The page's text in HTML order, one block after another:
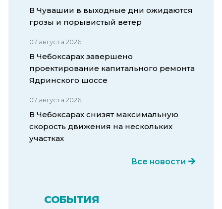
В Чувашии в выходные дни ожидаются
грозы и порывистый ветер
07 августа 2026
В Чебоксарах завершено
проектирование капитального ремонта
Ядринского шоссе
07 августа 2026
В Чебоксарах снизят максимальную
скорость движения на нескольких
участках
Все новости
СОБЫТИЯ